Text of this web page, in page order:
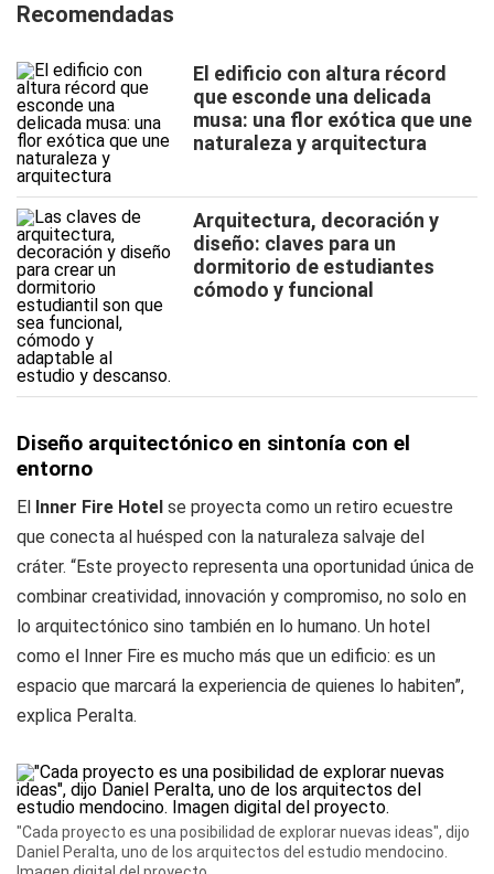
Recomendadas
El edificio con altura récord
que esconde una delicada
musa: una flor exótica que une
naturaleza y arquitectura
Arquitectura, decoración y
diseño: claves para un
dormitorio de estudiantes
cómodo y funcional
Diseño arquitectónico en sintonía con el
entorno
El Inner Fire Hotel se proyecta como un retiro ecuestre
que conecta al huésped con la naturaleza salvaje del
cráter. “Este proyecto representa una oportunidad única de
combinar creatividad, innovación y compromiso, no solo en
lo arquitectónico sino también en lo humano. Un hotel
como el Inner Fire es mucho más que un edificio: es un
espacio que marcará la experiencia de quienes lo habiten”,
explica Peralta.
"Cada proyecto es una posibilidad de explorar nuevas ideas", dijo
Daniel Peralta, uno de los arquitectos del estudio mendocino.